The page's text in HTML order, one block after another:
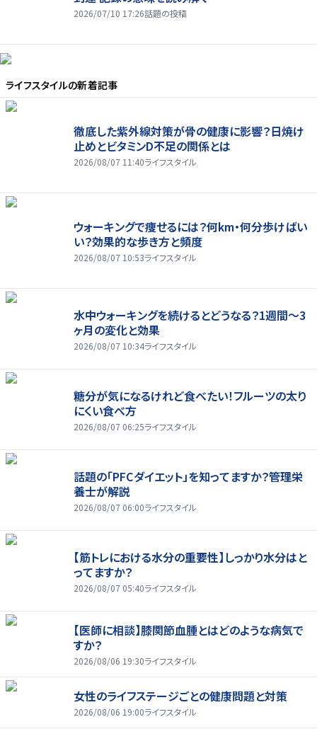
2026/07/10 17:26話題の投稿
ライフスタイルの新着記事
徹底した紫外線対策が骨の健康に影響？日焼け
止めとビタミンD不足の関係とは
2026/08/07 11:40ライフスタイル
ウォーキングで痩せるには？何km・何分歩けばい
い？効果的な歩き方と頻度
2026/08/07 10:53ライフスタイル
水中ウォーキングを続けるとどうなる？1週間～3
ヶ月の変化と効果
2026/08/07 10:34ライフスタイル
糖分が気になるけれど食べたい！フルーツの太り
にくい食べ方
2026/08/07 06:25ライフスタイル
話題の「PFCダイエット」を知ってますか？管理栄
養士が解説
2026/08/07 06:00ライフスタイル
【筋トレにおける水分の重要性】しっかり水分はと
ってますか？
2026/08/07 05:40ライフスタイル
【医師に相談】膝関節血腫とはどのような病気で
すか？
2026/08/06 19:30ライフスタイル
女性のライフステージごとの健康問題と対策
2026/08/06 19:00ライフスタイル